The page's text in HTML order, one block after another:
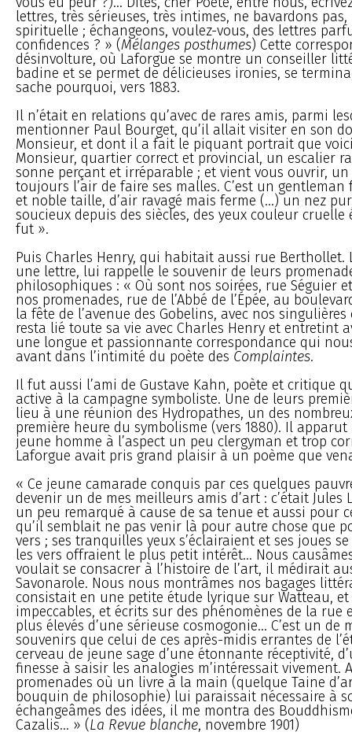
lettres, très sérieuses, très intimes, ne bavardons pas,
spirituelle ; échangeons, voulez-vous, des lettres
confidences ? » (Mélanges posthumes) Cette
désinvolture, où Laforgue se montre un conseiller
badine et se permet de délicieuses ironies, se
sache pourquoi, vers 1883.
Il n’était en relations qu’avec de rares amis, parmi
mentionner Paul Bourget, qu’il allait visiter en son
Monsieur, et dont il a fait le piquant portrait que
Monsieur, quartier correct et provincial, un escalier
sonne perçant et irréparable ; et vient vous ouvrir,
toujours l’air de faire ses malles. C’est un
et noble taille, d’air ravagé mais ferme (...) un nez
soucieux depuis des siècles, des yeux couleur cruelle
fut ».
Puis Charles Henry, qui habitait aussi rue Berthollet.
une lettre, lui rappelle le souvenir de leurs
philosophiques : « Où sont nos soirées, rue Séguier
nos promenades, rue de l’Abbé de l’Épée, au
la fête de l’avenue des Gobelins, avec nos
resta lié toute sa vie avec Charles Henry et entretint
une longue et passionnante correspondance qui
avant dans l’intimité du poète des Complaintes.
Il fut aussi l’ami de Gustave Kahn, poète et critique
active à la campagne symboliste. Une de leurs
lieu à une réunion des Hydropathes, un des
première heure du symbolisme (vers 1880). Il
jeune homme à l’aspect un peu clergyman et trop
Laforgue avait pris grand plaisir à un poème que
« Ce jeune camarade conquis par ces quelques
devenir un de mes meilleurs amis d’art : c’était Jules
un peu remarqué à cause de sa tenue et aussi pour
qu’il semblait ne pas venir là pour autre chose que
vers ; ses tranquilles yeux s’éclairaient et ses joues
les vers offraient le plus petit intérêt... Nous
voulait se consacrer à l’histoire de l’art, il médirait
Savonarole. Nous nous montrâmes nos bagages
consistait en une petite étude lyrique sur Watteau,
impeccables, et écrits sur des phénomènes de la rue
plus élevés d’une sérieuse cosmogonie... C’est un de
souvenirs que celui de ces après-midis errantes de
cerveau de jeune sage d’une étonnante réceptivité,
finesse à saisir les analogies m’intéressait vivement.
promenades où un livre à la main (quelque Taine
bouquin de philosophie) lui paraissait nécessaire à
échangeâmes des idées, il me montra des
Cazalis... » (La Revue blanche, novembre 1901)